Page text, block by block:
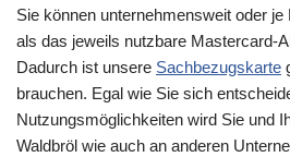
Sie können unternehmensweit oder
als das jeweils nutzbare Mastercard-
Dadurch ist unsere Sachbezugskarte
brauchen. Egal wie Sie sich
Nutzungsmöglichkeiten wird Sie und
Waldbröl wie auch an anderen